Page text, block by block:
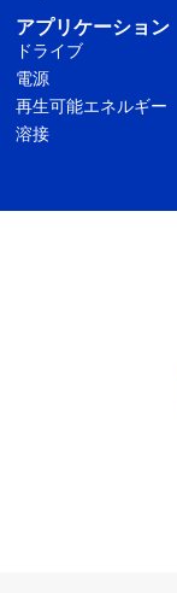
アプリケーション
ドライブ
電源
再生可能エネルギー
溶接